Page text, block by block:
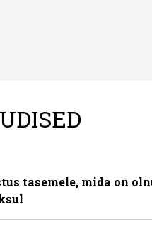
tasemele, mida on